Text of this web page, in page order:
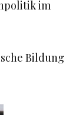
im
Bildung